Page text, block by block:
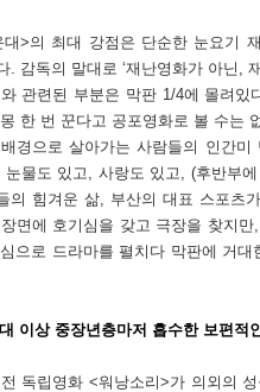
대>의 최대 강점은 단순한 눈요기
. 감독의 말대로 ‘재난영화가 아닌,
관련된 부분은 막판 1/4에 몰려
한 번 꾼다고 공포영화로 볼 수는
경으로 살아가는 사람들의 인간
눈물도 있고, 사랑도 있고, (후반부
의 힘겨운 삶, 부산의 대표 스포츠
면에 호기심을 갖고 극장을 찾지
으로 드라마를 펼치다 막판에 거
이상 중장년층마저 흡수한 보편적
독립영화 <워낭소리>가 의외의